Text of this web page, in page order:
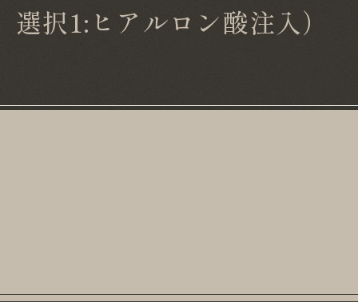
選択1:ヒアルロン酸注入）